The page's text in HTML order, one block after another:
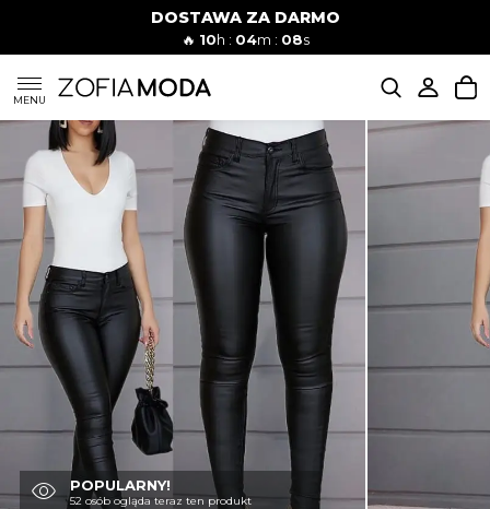
DOSTAWA ZA DARMO
🔥 10h : 04m : 07s
MENU
SUKIENKI
KOMPLETY
JEANSY
SZORTY
MODA PLAŻOWA
POPULARNY!
52 osób ogląda teraz ten produkt